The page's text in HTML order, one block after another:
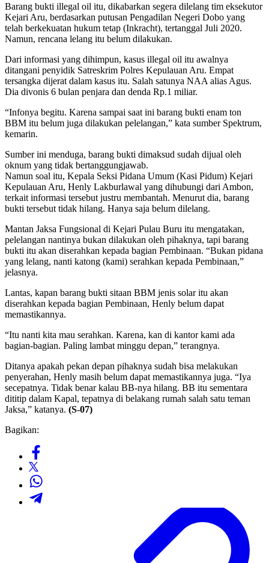
Barang bukti illegal oil itu, dikabarkan segera dilelang tim eksekutor
Kejari Aru, berdasarkan putusan Pengadilan Negeri Dobo yang
telah berkekuatan hukum tetap (Inkracht), tertanggal Juli 2020.
Namun, rencana lelang itu belum dilakukan.
Dari informasi yang dihimpun, kasus illegal oil itu awalnya
ditangani penyidik Satreskrim Polres Kepulauan Aru. Empat
tersangka dijerat dalam kasus itu. Salah satunya NAA alias Agus.
Dia divonis 6 bulan penjara dan denda Rp.1 miliar.
“Infonya begitu. Karena sampai saat ini barang bukti enam ton
BBM itu belum juga dilakukan pelelangan,” kata sumber Spektrum,
kemarin.
Sumber ini menduga, barang bukti dimaksud sudah dijual oleh
oknum yang tidak bertanggungjawab.
Namun soal itu, Kepala Seksi Pidana Umum (Kasi Pidum) Kejari
Kepulauan Aru, Henly Lakburlawal yang dihubungi dari Ambon,
terkait informasi tersebut justru membantah. Menurut dia, barang
bukti tersebut tidak hilang. Hanya saja belum dilelang.
Mantan Jaksa Fungsional di Kejari Pulau Buru itu mengatakan,
pelelangan nantinya bukan dilakukan oleh pihaknya, tapi barang
bukti itu akan diserahkan kepada bagian Pembinaan. “Bukan pidana
yang lelang, nanti katong (kami) serahkan kepada Pembinaan,”
jelasnya.
Lantas, kapan barang bukti sitaan BBM jenis solar itu akan
diserahkan kepada bagian Pembinaan, Henly belum dapat
memastikannya.
“Itu nanti kita mau serahkan. Karena, kan di kantor kami ada
bagian-bagian. Paling lambat minggu depan,” terangnya.
Ditanya apakah pekan depan pihaknya sudah bisa melakukan
penyerahan, Henly masih belum dapat memastikannya juga. “Iya
secepatnya. Tidak benar kalau BB-nya hilang. BB itu sementara
dititip dalam Kapal, tepatnya di belakang rumah salah satu teman
Jaksa,” katanya. (S-07)
Bagikan: